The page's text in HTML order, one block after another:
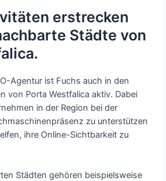
erstrecken
Städte von
Agentur ist Fuchs auch in den
von Porta Westfalica aktiv. Dabei
in der Region bei der
zu unterstützen
ihre Online-Sichtbarkeit zu
Städten gehören beispielsweise